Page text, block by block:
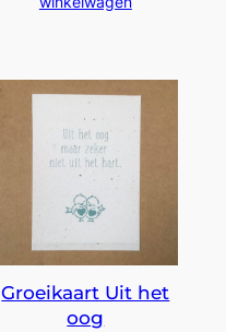
Groeikaart Uit het
oog